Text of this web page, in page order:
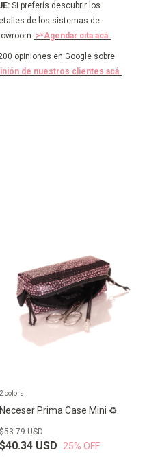
Si preferís descubrir los
de los sistemas de
>*Agendar cita acá.
opiniones en Google sobre
de nuestros clientes acá.
Neceser Prima Case Mini ♻️
$40.34 USD
$53.79 USD
25% OFF
2 colors